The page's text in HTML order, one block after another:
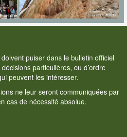
puiser dans le bulletin officiel
particulières, ou d’ordre
peuvent les intéresser.
ne leur seront communiquées par
cas de nécessité absolue.